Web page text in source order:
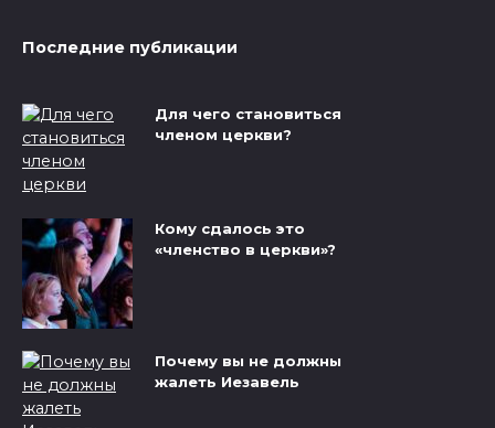
Последние публикации
Для чего становиться
членом церкви?
Кому сдалось это
«членство в церкви»?
Почему вы не должны
жалеть Иезавель